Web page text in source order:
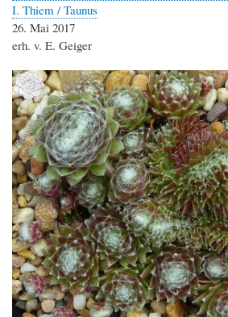
I. Thiem / Taunus
26. Mai 2017
erh. v. E. Geiger